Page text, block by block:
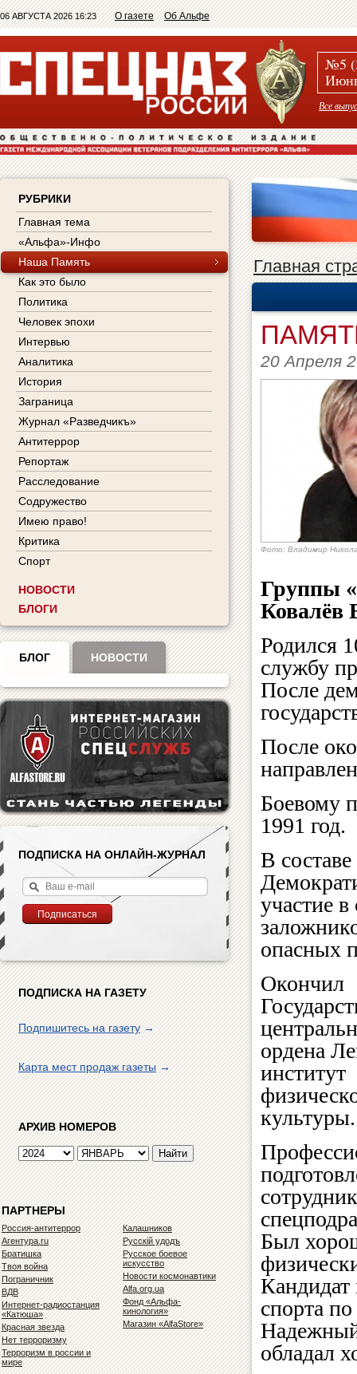
06 АВГУСТА 2026 16:23 О газете Об Альфе
№5
Все
РУБРИКИ
Главная тема
«Альфа»-Инфо
Наша Память
Как это было
Политика
Человек эпохи
Интервью
Аналитика
История
Заграница
Журнал «Разведчикъ»
Антитеррор
Репортаж
Расследование
Содружество
Имею право!
Критика
Спорт
НОВОСТИ
БЛОГИ
БЛОГ НОВОСТИ
ПОДПИСКА НА ОНЛАЙН-ЖУРНАЛ
ПОДПИСКА НА ГАЗЕТУ
Подпишитесь на газету→
Карта мест продаж газеты→
АРХИВ НОМЕРОВ
ПАРТНЕРЫ
Россия-антитеррор
Агентура.ru
Братишка
Твоя война
Пограничник
ВДВ
Интернет-радиостанция
«Катюша»
Красная звезда
Нет терроризму
Терроризм в россии и
мире
Калашников
Русскiй удодъ
Русское боевое
искусство
Новости космонавтики
Alfa.org.ua
Фонд «Альфа-
кинология»
Магазин «AlfaStore»
Главная
20 Апреля
Фото: Владимир
Группы
Ковалёв
Родился
службу
После
После
Боевому
1991 год.
В
участие
опасных
Окончил
ордена
институт
культуры.
сотрудник
Был
Кандидат
спорта
обладал